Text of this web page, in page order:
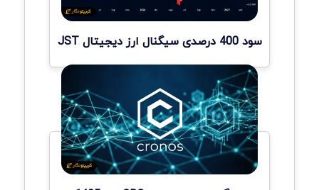
سود 400 درصدی سیگنال ارز دیجیتال JST